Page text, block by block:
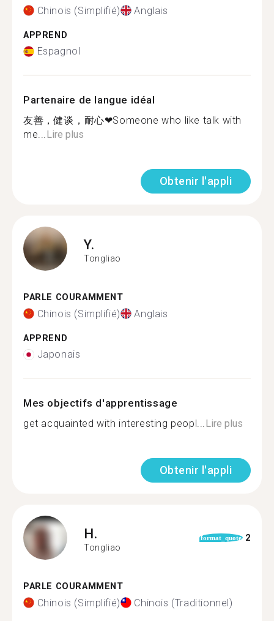
Chinois (Simplifié) Anglais
APPREND
Espagnol
Partenaire de langue idéal
友善，健谈，耐心❤Someone who like talk with
me...Lire plus
Obtenir l'appli
Y.
Tongliao
PARLE COURAMMENT
Chinois (Simplifié) Anglais
APPREND
Japonais
Mes objectifs d'apprentissage
get acquainted with interesting peopl...Lire plus
Obtenir l'appli
H.
Tongliao
format_quote 2
PARLE COURAMMENT
Chinois (Simplifié) Chinois (Traditionnel)